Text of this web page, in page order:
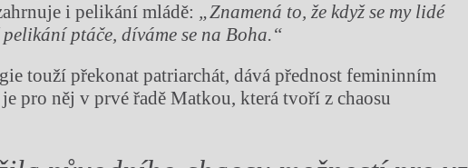
i pelikání mládě: „Znamená to, že když se my lidé
ptáče, díváme se na Boha.“
touží překonat patriarchát, dává přednost femininním
pro něj v prvé řadě Matkou, která tvoří z chaosu